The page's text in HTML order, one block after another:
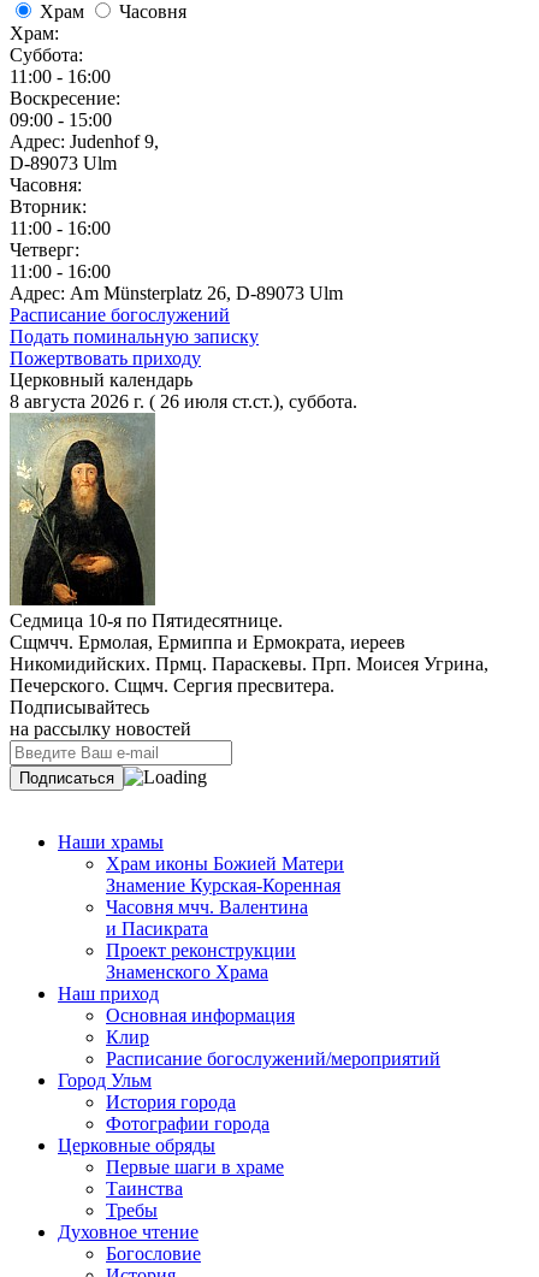
Храм
Часовня
Храм:
Суббота:
11:00 - 16:00
Воскресение:
09:00 - 15:00
Адрес: Judenhof 9,
D-89073 Ulm
Часовня:
Вторник:
11:00 - 16:00
Четверг:
11:00 - 16:00
Адрес: Am Münsterplatz 26, D-89073 Ulm
Расписание богослужений
Подать поминальную записку
Пожертвовать приходу
Церковный календарь
8 августа 2026 г. ( 26 июля ст.ст.), суббота.
Седмица 10-я по Пятидесятнице.
Сщмчч. Ермолая, Ермиппа и Ермократа, иереев
Никомидийских. Прмц. Параскевы. Прп. Моисея Угрина,
Печерского. Сщмч. Сергия пресвитера.
Подписывайтесь
на рассылку новостей
Наши храмы
Храм иконы Божией Матери
Знамение Курская-Коренная
Часовня мчч. Валентина
и Пасикрата
Проект реконструкции
Знаменского Храма
Наш приход
Основная информация
Клир
Расписание богослужений/мероприятий
Город Ульм
История города
Фотографии города
Церковные обряды
Первые шаги в храме
Таинства
Требы
Духовное чтение
Богословие